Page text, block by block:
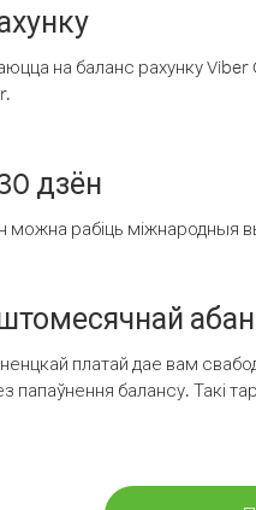
на баланс рахунку
дзён
рабіць міжнародныя
платай дае вам
папаўнення балансу. Такі